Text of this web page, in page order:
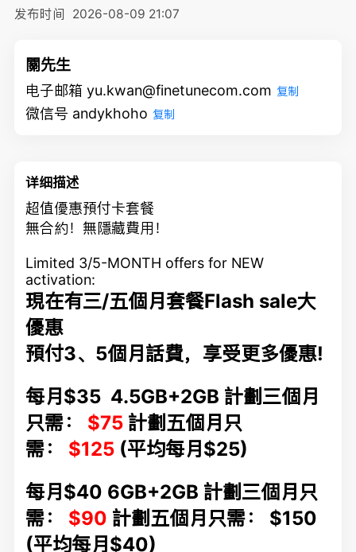
发布时间 2026-08-09 21:07
關先生
电子邮箱 yu.kwan@finetunecom.com 复制
微信号 andykhoho 复制
详细描述
超值優惠預付卡套餐
無合約！無隱藏費用！
Limited 3/5-MONTH offers for NEW
activation:
現在有三/五個月套餐Flash sale大
優惠
預付3、5個月話費，享受更多優惠!
每月$35 4.5GB+2GB 計劃三個月
只需： $75 計劃五個月只
需： $125 (平均每月$25)
每月$40 6GB+2GB 計劃三個月只
需： $90 計劃五個月只需： $150
(平均每月$40)